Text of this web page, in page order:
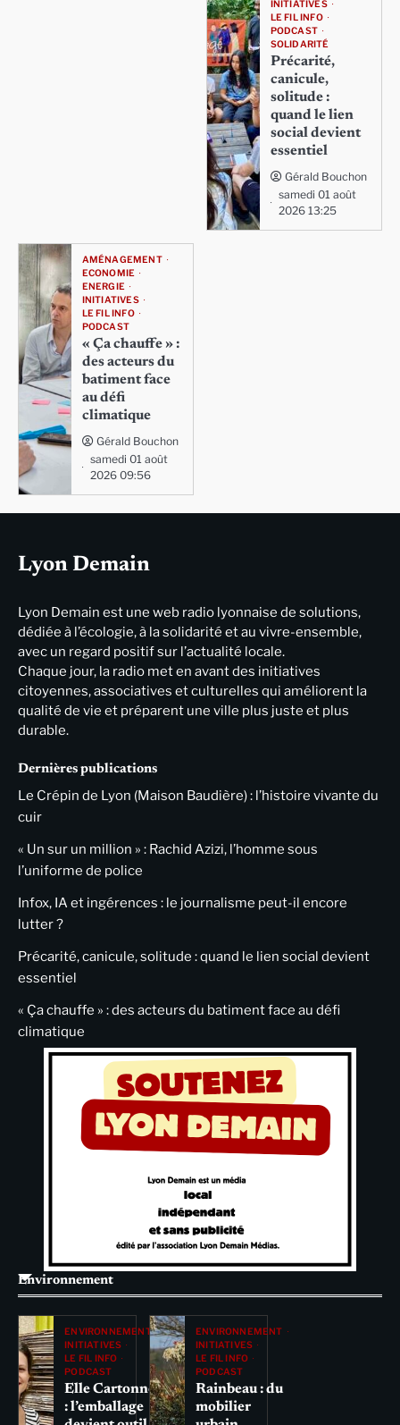
INITIATIVES
LE FIL INFO
PODCAST
SOLIDARITÉ
Précarité,
canicule,
solitude :
quand le lien
social devient
essentiel
Gérald Bouchon
samedi 01 août
2026 13:25
AMÉNAGEMENT
ECONOMIE
ENERGIE
INITIATIVES
LE FIL INFO
PODCAST
« Ça chauffe » :
des acteurs du
batiment face
au défi
climatique
Gérald Bouchon
samedi 01 août
2026 09:56
Lyon Demain
Lyon Demain est une web radio lyonnaise de solutions,
dédiée à l’écologie, à la solidarité et au vivre-ensemble,
avec un regard positif sur l’actualité locale.
Chaque jour, la radio met en avant des initiatives
citoyennes, associatives et culturelles qui améliorent la
qualité de vie et préparent une ville plus juste et plus
durable.
Dernières publications
Le Crépin de Lyon (Maison Baudière) : l’histoire vivante du
cuir
« Un sur un million » : Rachid Azizi, l’homme sous
l’uniforme de police
Infox, IA et ingérences : le journalisme peut-il encore
lutter ?
Précarité, canicule, solitude : quand le lien social devient
essentiel
« Ça chauffe » : des acteurs du batiment face au défi
climatique
Environnement
ENVIRONNEMENT
INITIATIVES
LE FIL INFO
PODCAST
Elle Cartonne
: l’emballage
ENVIRONNEMENT
INITIATIVES
LE FIL INFO
PODCAST
Rainbeau : du
mobilier